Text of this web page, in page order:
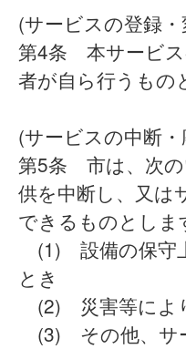
(サービスの登録
第4条 本サービス
者が自ら行うもの
(サービスの中断・
第5条 市は、次の
供を中断し、又は
できるものとしま
(1) 設備の保守
とき
(2) 災害等によ
(3) その他、サ